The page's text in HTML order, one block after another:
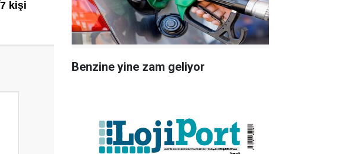
Benzine yine zam geliyor